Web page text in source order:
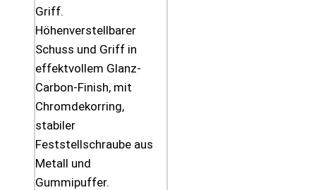
Griff.
Höhenverstellbarer
Schuss und Griff in
effektvollem Glanz-
Carbon-Finish, mit
Chromdekorring,
stabiler
Feststellschraube aus
Metall und
Gummipuffer.